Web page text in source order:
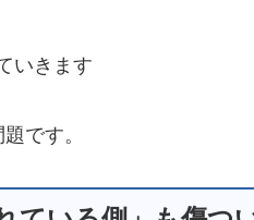
いきます
です。